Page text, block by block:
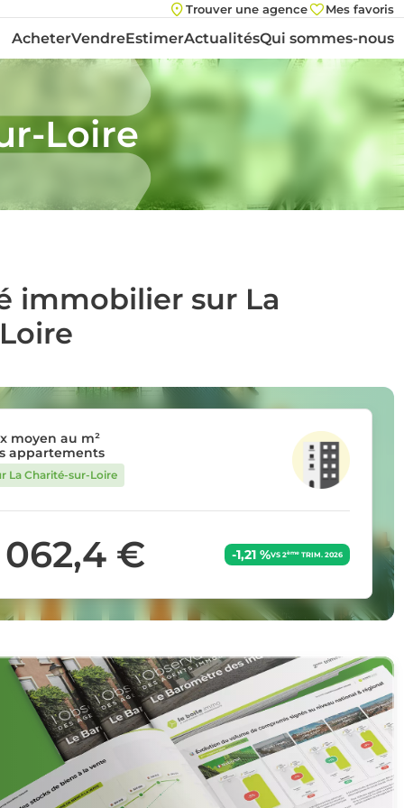
Trouver une agence Mes favoris
AcheterVendreEstimerActualitésQui sommes-nous
Loire
immobilier sur La
moyen au m²
appartements
La Charité-sur-Loire
062,4 € -1,21 %VS 2èmeTRIM. 2026